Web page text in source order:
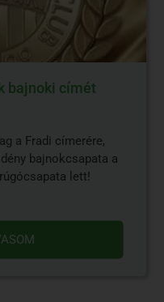
bajnoki címét
a Fradi címerére,
bajnokcsapata a
lett!